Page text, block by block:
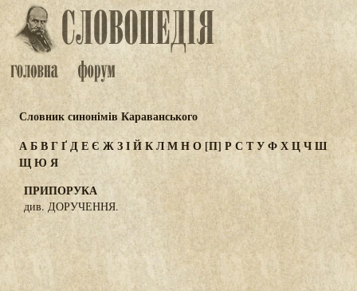
Словник синонімів Караванського
АБВГҐДЕЄ ЖЗІЙКЛМНО[П] Р С ТУФХЦЧШ
ЩЮ Я
ПРИПОРУКА
див. ДОРУЧЕННЯ.